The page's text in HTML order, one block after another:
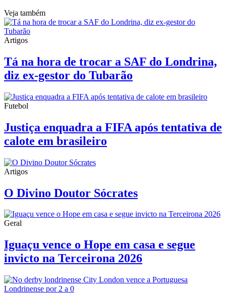
Veja também
Artigos
Tá na hora de trocar a SAF do Londrina,
diz ex-gestor do Tubarão
Futebol
Justiça enquadra a FIFA após tentativa de
calote em brasileiro
Artigos
O Divino Doutor Sócrates
Geral
Iguaçu vence o Hope em casa e segue
invicto na Terceirona 2026